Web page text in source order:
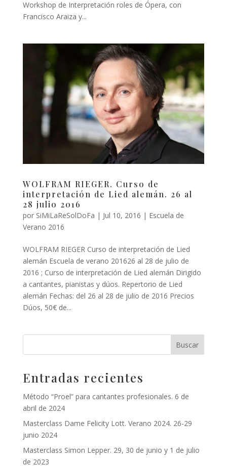
Workshop de Interpretación roles de Ópera, con
Francisco Araiza y...
WOLFRAM RIEGER. Curso de
interpretación de Lied alemán. 26 al
28 julio 2016
por SiMiLaReSolDoFa | Jul 10, 2016 | Escuela de
Verano 2016
WOLFRAM RIEGER Curso de interpretación de Lied
alemán Escuela de verano 201626 al 28 de julio de
2016 ; Curso de interpretación de Lied alemán Dirigido
a cantantes, pianistas y dúos. Repertorio de Lied
alemán Fechas: del 26 al 28 de julio de 2016 Precios
Dúos, 50€ de...
Entradas recientes
Método “Proel” para cantantes profesionales. 6 de
abril de 2024
Masterclass Dame Felicity Lott. Verano 2024. 26-29
junio 2024
Masterclass Simon Lepper. 29, 30 de junio y 1 de julio
de 2023